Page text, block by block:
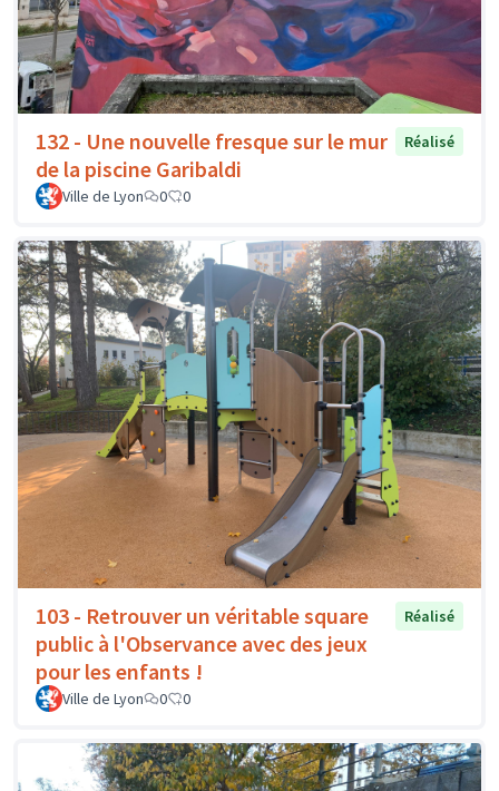
132 - Une nouvelle fresque sur le mur
de la piscine Garibaldi
Réalisé
Ville de Lyon 0 0
103 - Retrouver un véritable square
public à l'Observance avec des jeux
pour les enfants !
Réalisé
Ville de Lyon 0 0